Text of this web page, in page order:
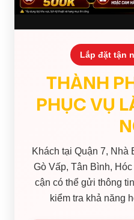
Lắp đặt tận
THÀNH
PHỤC VỤ
Khách tại Quận 7, Nhà
Gò Vấp, Tân Bình,
cận có thể gửi thông
kiểm tra khả năng